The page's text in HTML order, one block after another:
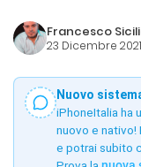
Francesco
23 Dicembre 2021
Nuovo
iPhoneItalia ha
nuovo e
e potrai subito